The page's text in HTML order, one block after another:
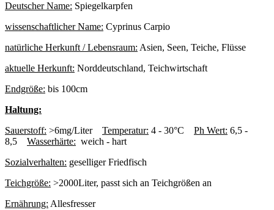
Deutscher Name: Spiegelkarpfen
wissenschaftlicher Name: Cyprinus Carpio
natürliche Herkunft / Lebensraum: Asien, Seen, Teiche, Flüsse
aktuelle Herkunft: Norddeutschland, Teichwirtschaft
Endgröße: bis 100cm
Haltung:
Sauerstoff: >6mg/Liter Temperatur: 4 - 30°C Ph Wert: 6,5 -
8,5 Wasserhärte: weich - hart
Sozialverhalten: geselliger Friedfisch
Teichgröße: >2000Liter, passt sich an Teichgrößen an
Ernährung: Allesfresser